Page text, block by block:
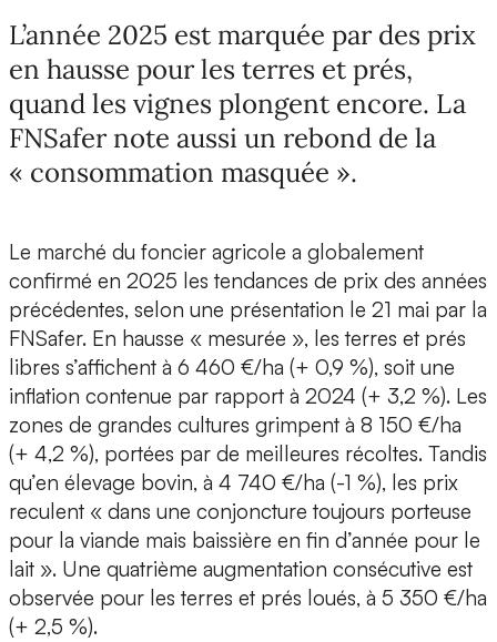
L’année 2025 est marquée par des prix
en hausse pour les terres et prés,
quand les vignes plongent encore. La
FNSafer note aussi un rebond de la
« consommation masquée ».
Le marché du foncier agricole a globalement
confirmé en 2025 les tendances de prix des années
précédentes, selon une présentation le 21 mai par la
FNSafer. En hausse « mesurée », les terres et prés
libres s’affichent à 6 460 €/ha (+ 0,9 %), soit une
inflation contenue par rapport à 2024 (+ 3,2 %). Les
zones de grandes cultures grimpent à 8 150 €/ha
(+ 4,2 %), portées par de meilleures récoltes. Tandis
qu’en élevage bovin, à 4 740 €/ha (-1 %), les prix
reculent « dans une conjoncture toujours porteuse
pour la viande mais baissière en fin d’année pour le
lait ». Une quatrième augmentation consécutive est
observée pour les terres et prés loués, à 5 350 €/ha
(+ 2,5 %).